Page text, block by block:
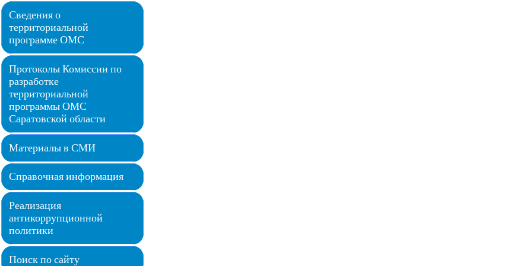
Сведения о
территориальной
программе ОМС
Протоколы Комиссии по
разработке
территориальной
программы ОМС
Саратовской области
Материалы в СМИ
Справочная информация
Реализация
антикоррупционной
политики
Поиск по сайту